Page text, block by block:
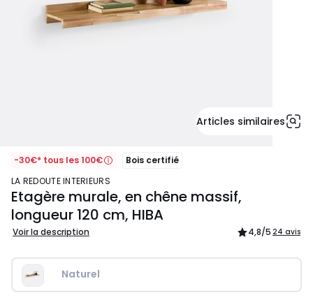
Articles similaires
-30€* tous les 100€
Bois certifié
LA REDOUTE INTERIEURS
Etagère murale, en chêne massif,
longueur 120 cm, HIBA
Voir la description 4,8/5 24 avis
Naturel